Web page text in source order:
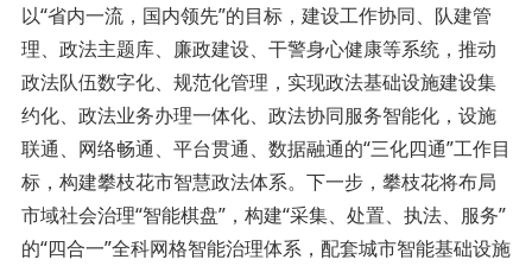
以“省内一流，国内领先”的目标，建设工作协同、队建管
理、政法主题库、廉政建设、干警身心健康等系统，推动
政法队伍数字化、规范化管理，实现政法基础设施建设集
约化、政法业务办理一体化、政法协同服务智能化，设施
联通、网络畅通、平台贯通、数据融通的“三化四通”工作目
标，构建攀枝花市智慧政法体系。下一步，攀枝花将布局
市域社会治理“智能棋盘”，构建“采集、处置、执法、服务”
的“四合一”全科网格智能治理体系，配套城市智能基础设施